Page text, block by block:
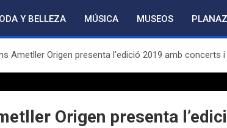
Y BELLEZA MÚSICA MUSEOS
Ametller Origen presenta l’edició 2019 amb
Origen presenta